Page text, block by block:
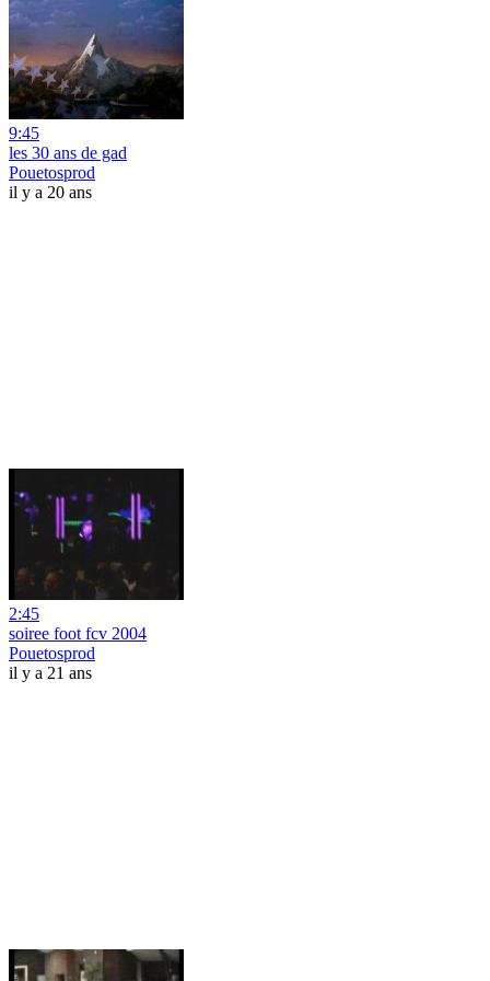
9:45
les 30 ans de gad
Pouetosprod
il y a 20 ans
2:45
soiree foot fcv 2004
Pouetosprod
il y a 21 ans